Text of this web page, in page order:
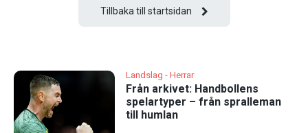
Tillbaka till startsidan
Landslag - Herrar
Från arkivet: Handbollens
spelartyper – från spralleman
till humlan